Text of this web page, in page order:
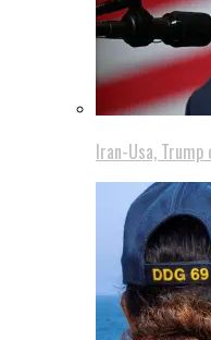
Iran-Usa,